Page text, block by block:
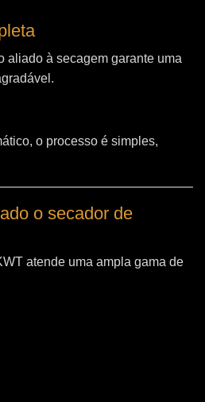
aliado à secagem garante uma
o processo é simples,
o secador de
atende uma ampla gama de